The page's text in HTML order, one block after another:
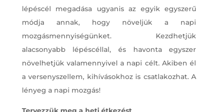
lépéscél megadása ugyanis az egyik egyszerű
módja annak, hogy növeljük a napi
mozgásmennyiségünket. Kezdhetjük
alacsonyabb lépéscéllal, és havonta egyszer
növelhetjük valamennyivel a napi célt. Akiben él
a versenyszellem, kihívásokhoz is csatlakozhat. A
lényeg a napi mozgás!